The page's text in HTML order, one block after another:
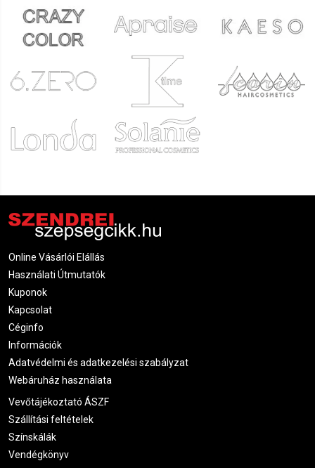
Online Vásárlói Elállás
Használati Útmutatók
Kuponok
Kapcsolat
Céginfo
Információk
Adatvédelmi és adatkezelési szabályzat
Webáruház használata
Vevőtájékoztató ÁSZF
Szállítási feltételek
Színskálák
Vendégkönyv